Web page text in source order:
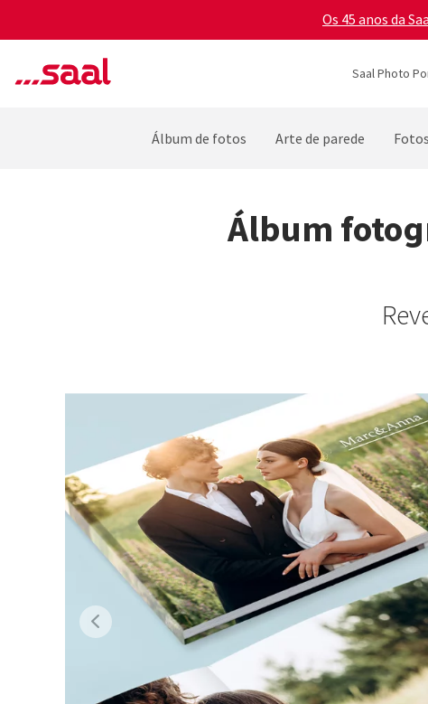
Os 45 anos da
Saal Photo
Álbum de fotos Arte de parede Fotos
Álbum